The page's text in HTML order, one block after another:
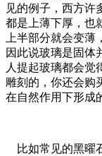
见的例子，西方许
都是上薄下厚，也
上半部分就会变
因此说玻璃是固体
人提起玻璃都会觉
雕刻的，你还会购
在自然作用下形成
比如常见的黑曜